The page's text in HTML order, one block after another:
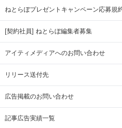
ねとらぼプレゼントキャンペーン応募規
[契約社員] ねとらぼ編集者募集
アイティメディアへのお問い合わせ
リリース送付先
広告掲載のお問い合わせ
記事広告実績一覧